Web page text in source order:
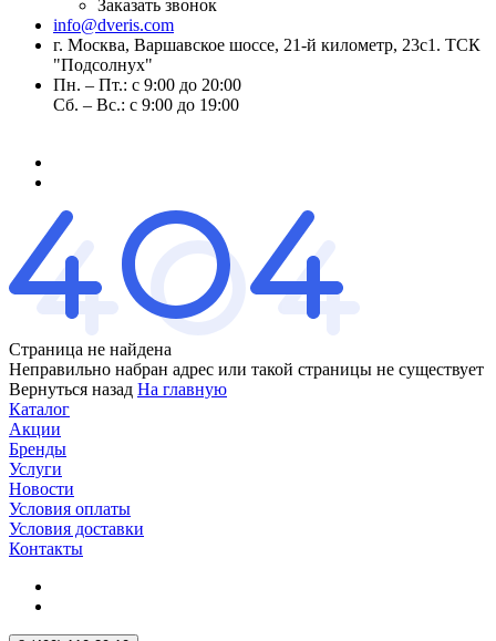
Заказать звонок
info@dveris.com
г. Москва, Варшавское шоссе, 21-й километр, 23с1. ТСК
"Подсолнух"
Пн. – Пт.: с 9:00 до 20:00
Сб. – Вс.: с 9:00 до 19:00
Страница не найдена
Неправильно набран адрес или такой страницы не существует
Вернуться назад На главную
Каталог
Акции
Бренды
Услуги
Новости
Условия оплаты
Условия доставки
Контакты